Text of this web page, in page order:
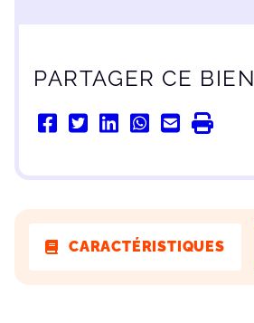
PARTAGER CE BIEN
CARACTÉRISTIQUES